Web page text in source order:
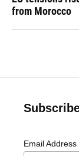
from Morocco
Email Address